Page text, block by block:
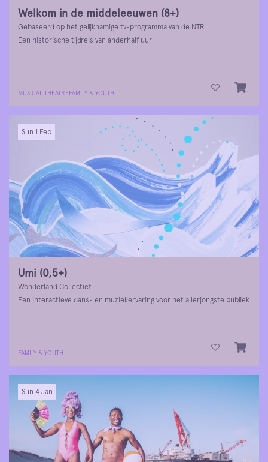
Welkom in de middeleeuwen (8+)
Gebaseerd op het gelijknamige tv-programma van de NTR
Een historische tijdreis van anderhalf uur
MUSICAL THEATRE FAMILY & YOUTH
Umi (0,5+)
Wonderland Collectief
Een interactieve dans- en muziekervaring voor het allerjongste publiek
Sun 1 Feb
FAMILY & YOUTH
Sun 4 Jan